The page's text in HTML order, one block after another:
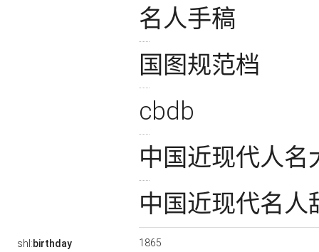
名人手稿
国图规范档
cbdb
中国近现代人
中国近现代名
shl:birthday 1865